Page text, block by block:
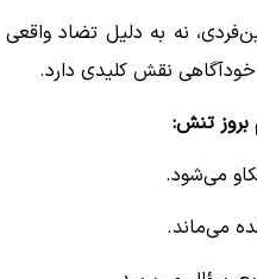
نه به دلیل تضاد
خودآگاهی نقش کلیدی دارد.
بروز تنش:
می‌شود.
می‌ماند.